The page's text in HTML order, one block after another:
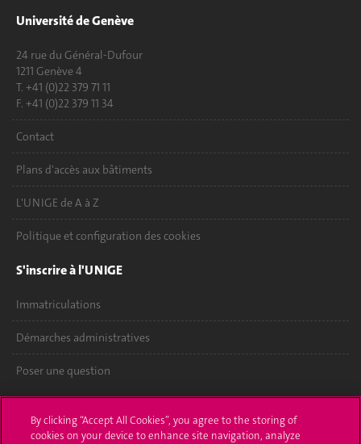
Université de Genève
24 rue du Général-Dufour
1211 Genève 4
T. +41 (0)22 379 71 11
F. +41 (0)22 379 11 34
Contact
Plans d'accès aux bâtiments
L'UNIGE de A à Z
Politique et configuration des cookies
S'inscrire à l'UNIGE
Immatriculations
Démarches administratives
Poser une question
UNIGE Mobile
By clicking “Accept All Cookies”, you agree to the storing of
cookies on your device to enhance site navigation, analyze